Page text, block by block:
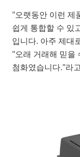
"오랫동안 이런 제
쉽게 통합할 수 있
입니다. 아주 제대
"오래 거래해 믿을
첨화였습니다."라